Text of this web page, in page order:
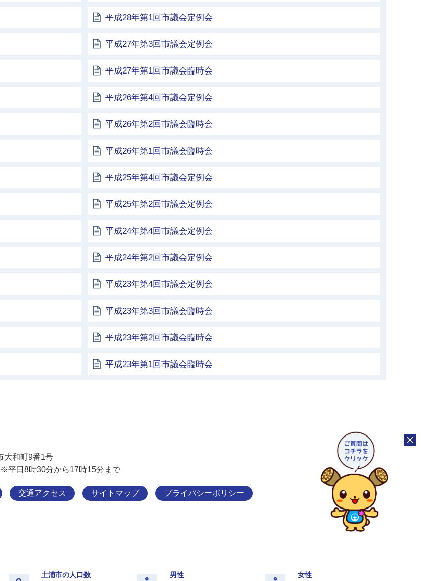
平成28年第1回市議会定例会
平成27年第3回市議会定例会
平成27年第1回市議会臨時会
平成26年第4回市議会定例会
平成26年第2回市議会臨時会
平成26年第1回市議会臨時会
平成25年第4回市議会定例会
平成25年第2回市議会定例会
平成24年第4回市議会定例会
平成24年第2回市議会定例会
平成23年第4回市議会定例会
平成23年第3回市議会臨時会
平成23年第2回市議会臨時会
平成23年第1回市議会臨時会
大和町9番1号
日8時30分から17時15分まで
交通アクセス サイトマップ プライバシーポリシー
チャ